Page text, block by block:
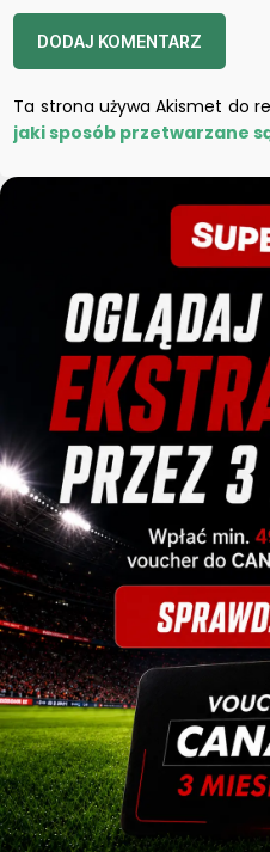
Ta strona używa Akismet do
jaki sposób przetwarzane